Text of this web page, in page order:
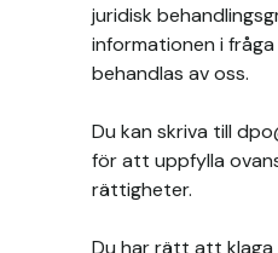
juridisk
informationen i
behandlas av oss.
Du kan skriva till
för att uppfylla
rättigheter.
Du har rätt att klaga